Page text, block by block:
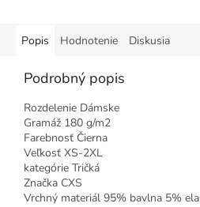
Popis Hodnotenie Diskusia
Podrobný popis
Rozdelenie Dámske
Gramáž 180 g/m2
Farebnosť Čierna
Veľkosť XS-2XL
kategórie Tričká
Značka CXS
Vrchný materiál 95% bavlna 5%